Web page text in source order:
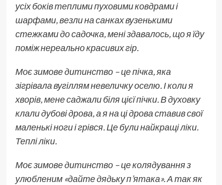
усіх боків теплими пуховими ковдрами і
шарфами, везли на санках вузенькими
стежками до садочка, мені здавалось, що я їду
поміж нереально красивих гір.
Моє зимове дитинство – це пічка, яка
зігрівала вугіллям невеличку оселю. І коли я
хворів, мене саджали біля цієї пічки. В духовку
клали дубові дрова, а я на ці дрова ставив свої
маленькі ноги і грівся. Це були найкращі ліки.
Теплі ліки.
Моє зимове дитинство – це колядування з
улюбленим «дайте дядьку п’ятака». А так як